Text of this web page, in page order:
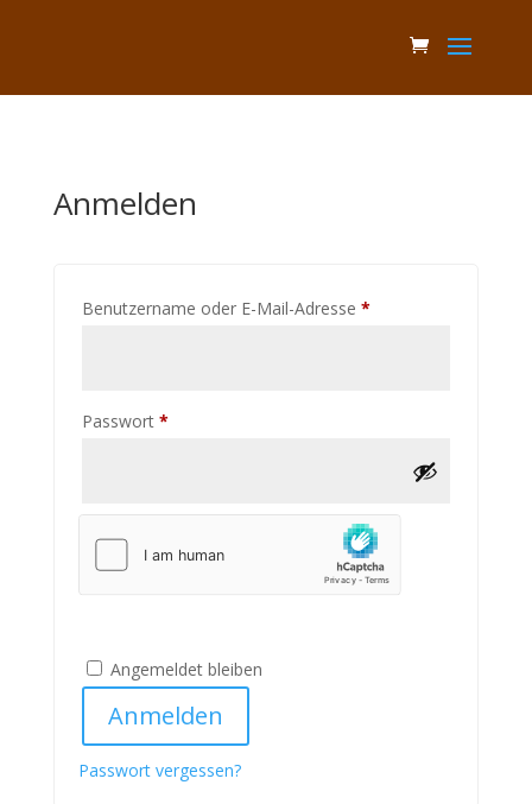
Anmelden
Benutzername oder E-Mail-Adresse *Erforderlich
Passwort *Erforderlich
Angemeldet bleiben
Anmelden
Passwort vergessen?